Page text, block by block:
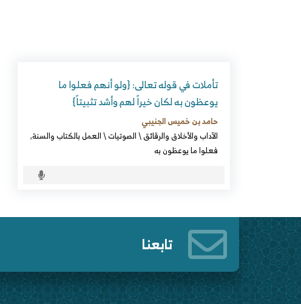
تأملات في قوله تعالى: {ولو أنهم فعلوا ما
يوعظون به لكان خيراً لهم وأشد تثبيتاً}
حامد بن خميس الجنيبي
الآداب والأخلاق والرقائق\الصوتيات\العمل بالكتاب والسنة,
فعلوا ما يوعظون به
تابعنا